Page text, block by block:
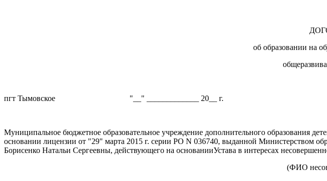
об образовании на
пгт Тымовское "__" _____________ 20__ г.
Муниципальное бюджетное образовательное учреждение дополнительного образования
основании лицензии от "29" марта 2015 г. серии РО N 036740, выданной Министерством
Борисенко Натальи Сергеевны, действующего на основанииУстава в интересах
(ФИО